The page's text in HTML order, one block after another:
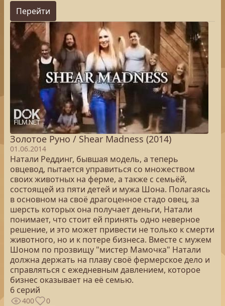
Перейти
Золотое Руно / Shear Madness (2014)
01.06.2014
Натали Реддинг, бывшая модель, а теперь
овцевод, пытается управиться со множеством
своих животных на ферме, а также с семьёй,
состоящей из пяти детей и мужа Шона. Полагаясь
в основном на своё драгоценное стадо овец, за
шерсть которых она получает деньги, Натали
понимает, что стоит ей принять одно неверное
решение, и это может привести не только к смерти
животного, но и к потере бизнеса. Вместе с мужем
Шоном по прозвищу "мистер Мамочка" Натали
должна держать на плаву своё фермерское дело и
справляться с ежедневным давлением, которое
бизнес оказывает на её семью.
6 серий
400 0